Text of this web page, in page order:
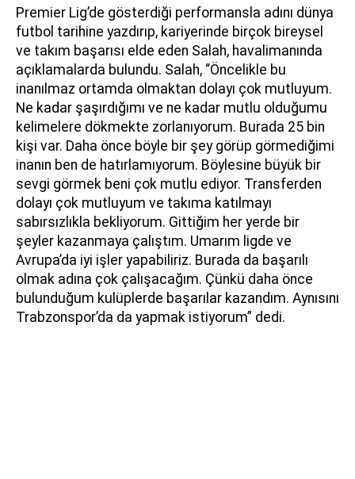
Premier Lig’de gösterdiği performansla adını dünya
futbol tarihine yazdırıp, kariyerinde birçok bireysel
ve takım başarısı elde eden Salah, havalimanında
açıklamalarda bulundu. Salah, “Öncelikle bu
inanılmaz ortamda olmaktan dolayı çok mutluyum.
Ne kadar şaşırdığımı ve ne kadar mutlu olduğumu
kelimelere dökmekte zorlanıyorum. Burada 25 bin
kişi var. Daha önce böyle bir şey görüp görmediğimi
inanın ben de hatırlamıyorum. Böylesine büyük bir
sevgi görmek beni çok mutlu ediyor. Transferden
dolayı çok mutluyum ve takıma katılmayı
sabırsızlıkla bekliyorum. Gittiğim her yerde bir
şeyler kazanmaya çalıştım. Umarım ligde ve
Avrupa’da iyi işler yapabiliriz. Burada da başarılı
olmak adına çok çalışacağım. Çünkü daha önce
bulunduğum kulüplerde başarılar kazandım. Aynısını
Trabzonspor’da da yapmak istiyorum” dedi.